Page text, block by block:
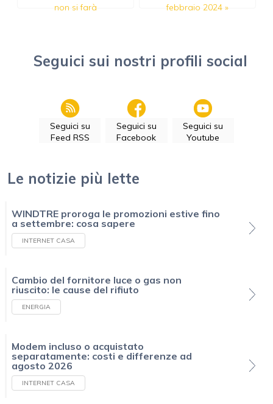
non si farà
febbraio 2024 »
Seguici sui nostri profili social
Seguici su
Feed RSS
Seguici su
Facebook
Seguici su
Youtube
Le notizie più lette
WINDTRE proroga le promozioni estive fino
a settembre: cosa sapere
INTERNET CASA
Cambio del fornitore luce o gas non
riuscito: le cause del rifiuto
ENERGIA
Modem incluso o acquistato
separatamente: costi e differenze ad
agosto 2026
INTERNET CASA